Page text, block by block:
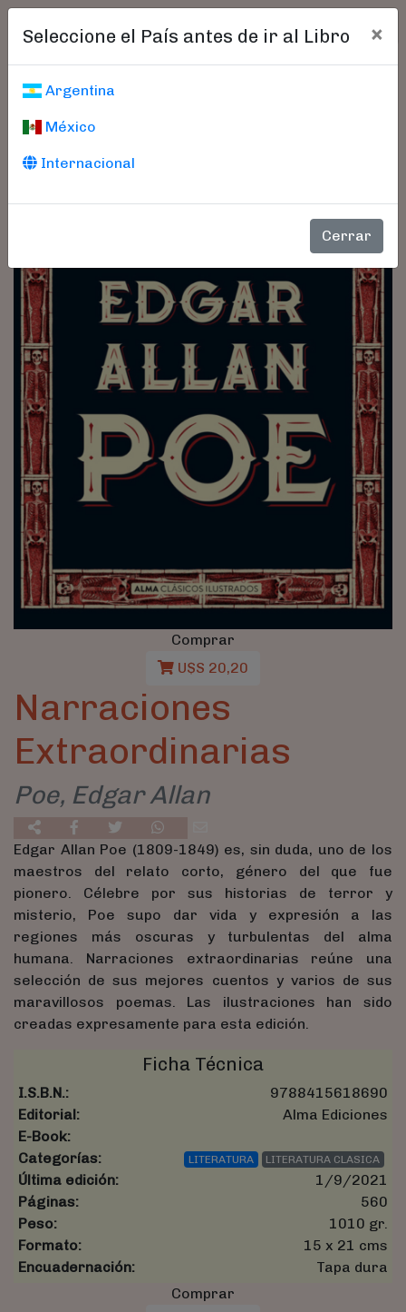
Seleccione el País antes de ir al Libro ×
Argentina
México
Internacional
Cerrar
Comprar
U$S 20,20
Narraciones
Extraordinarias
Poe, Edgar Allan
Edgar Allan Poe (1809-1849) es, sin duda, uno de los
maestros del relato corto, género del que fue
pionero. Célebre por sus historias de terror y
misterio, Poe supo dar vida y expresión a las
regiones más oscuras y turbulentas del alma
humana. Narraciones extraordinarias reúne una
selección de sus mejores cuentos y varios de sus
maravillosos poemas. Las ilustraciones han sido
creadas expresamente para esta edición.
Ficha Técnica
I.S.B.N.:
9788415618690
Editorial:
Alma Ediciones
E-Book:
Categorías:
LITERATURA LITERATURA CLASICA
Última edición:
1/9/2021
Páginas:
560
Peso:
1010 gr.
Formato:
15 x 21 cms
Encuadernación:
Tapa dura
Comprar